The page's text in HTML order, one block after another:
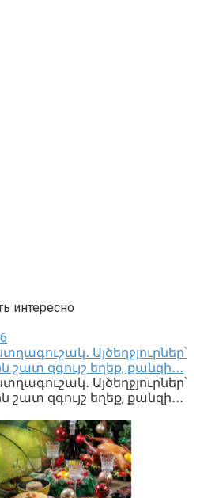
интересно
Այծեղջյուրներ՝
զգույշ եղեք, քանզի․․․
Այծեղջյուրներ՝
զգույշ եղեք, քանզի․․․